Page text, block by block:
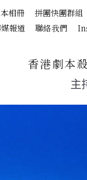
相冊 拼團快團群組
報道 聯絡我們
香港劇本
主